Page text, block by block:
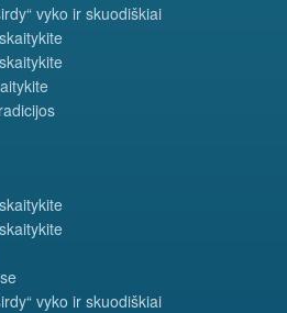
vyko ir skuodiškiai
vyko ir skuodiškiai